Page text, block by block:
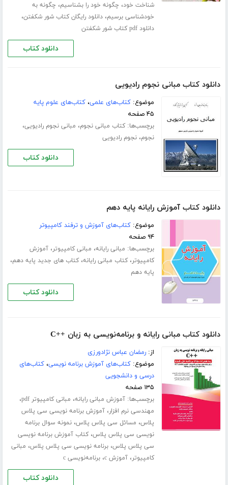
شناخت خود، چگونه خود را بشناسیم، چگونه به
خودشناسی برسیم،دانلود رایگان کتاب شور شکفتن،
دانلود pdf کتاب شور شکفتن
دانلود کتاب
دانلود کتاب مبانی نجوم رادیویی
موضوع:کتاب‌های علمی،کتاب‌های علوم پایه
۴۵ صفحه
برچسب‌ها:کتاب مبانی نجوم، مبانی نجوم رادیویی،
نجوم،نجوم رادیویی
دانلود کتاب
دانلود کتاب آموزش رایانه پایه دهم
موضوع:کتاب‌های آموزش و ترفند کامپیوتر
۹۴ صفحه
برچسب‌ها: مبانی رایانه، مبانی کامپیوتر،آموزش
کامپیوتر،کتاب مبانی رایانه،کتاب های جدید پایه دهم،
پایه دهم
دانلود کتاب
دانلود کتاب مبانی رایانه و برنامه‌نویسی به زبان ++C
از:رمضان عباس نژادورزی
موضوع:کتاب‌های آموزش برنامه نویسی،کتاب‌های
درسی و دانشجویی
۱۳۵ صفحه
برچسب‌ها:آموزش مبانی رایانه، مبانی کامپیوتر pdf ،
مهندسی نرم افزار،آموزش برنامه نویسی سی پلاس
پلاس، مسائل سی پلاس پلاس،نمونه سوال برنامه
نویسی سی پلاس پلاس،کتاب آموزش برنامه نویسی
سی پلاس پلاس،برنامه نویسی سی پلاس پلاس، مبانی
کامپیوتر،آموزش c ،برنامه‌نویسی c
دانلود کتاب